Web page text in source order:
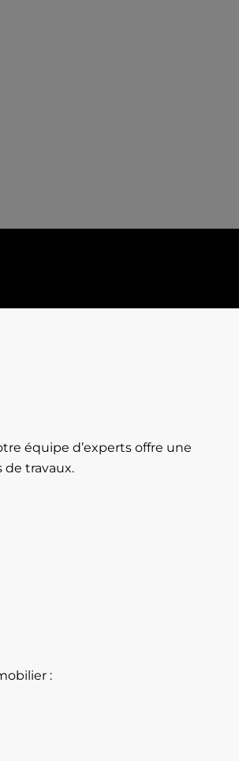
équipe d’experts offre une
de travaux.
: